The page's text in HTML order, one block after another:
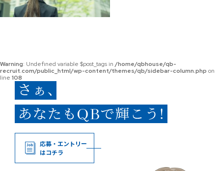
Warning: Undefined variable $post_tags in /home/qbhouse/qb-
recruit.com/public_html/wp-content/themes/qb/sidebar-column.php on
line 108
応募・エントリー
はコチラ